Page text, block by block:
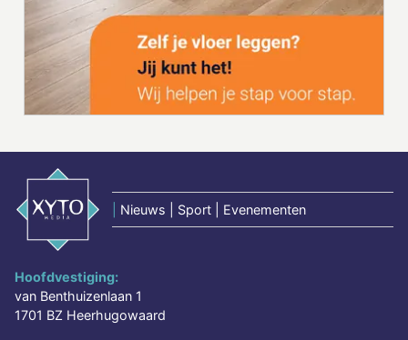
Nieuws | Sport | Evenementen
Hoofdvestiging:
van Benthuizenlaan 1
1701 BZ Heerhugowaard